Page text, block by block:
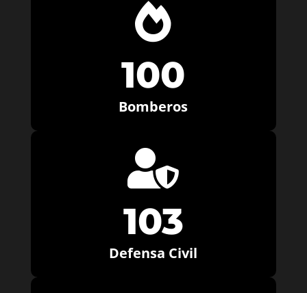

100
Bomberos

103
Defensa Civil